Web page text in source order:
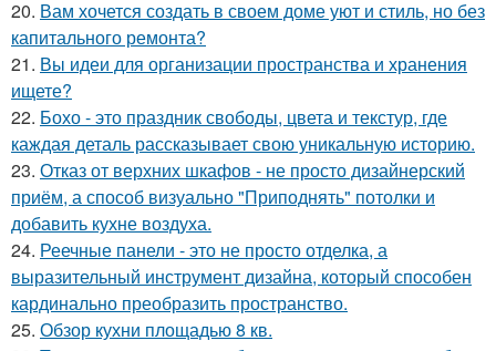
20. Вам хочется создать в своем доме уют и стиль, но без
капитального ремонта?
21. Вы идеи для организации пространства и хранения
ищете?
22. Бохо - это праздник свободы, цвета и текстур, где
каждая деталь рассказывает свою уникальную историю.
23. Отказ от верхних шкафов - не просто дизайнерский
приём, а способ визуально "Приподнять" потолки и
добавить кухне воздуха.
24. Реечные панели - это не просто отделка, а
выразительный инструмент дизайна, который способен
кардинально преобразить пространство.
25. Обзор кухни площадью 8 кв.